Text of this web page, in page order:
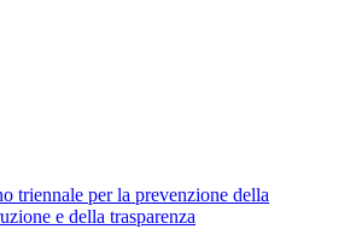
triennale per la prevenzione della
e della trasparenza